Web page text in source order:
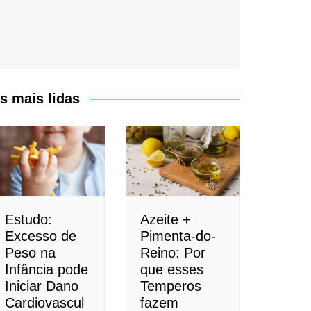
mais lidas
Estudo:
Excesso de
Peso na
Infância pode
Iniciar Dano
Cardiovascul
Azeite +
Pimenta-do-
Reino: Por
que esses
Temperos
fazem